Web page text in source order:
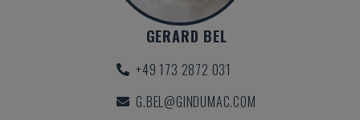
GERARD BEL
+49 173 2872 031
G.BEL@GINDUMAC.COM